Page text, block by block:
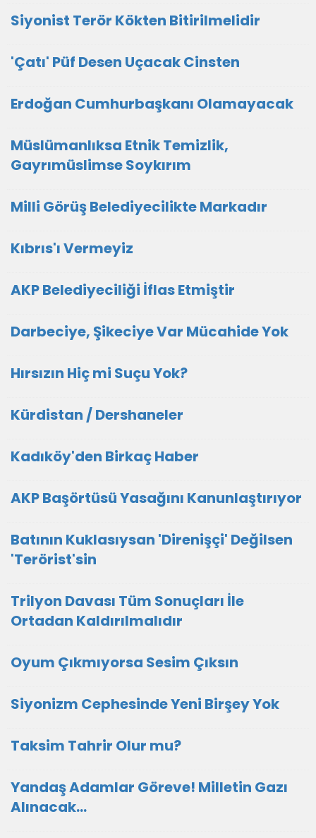
Siyonist Terör Kökten Bitirilmelidir
'Çatı' Püf Desen Uçacak Cinsten
Erdoğan Cumhurbaşkanı Olamayacak
Müslümanlıksa Etnik Temizlik,
Gayrımüslimse Soykırım
Milli Görüş Belediyecilikte Markadır
Kıbrıs'ı Vermeyiz
AKP Belediyeciliği İflas Etmiştir
Darbeciye, Şikeciye Var Mücahide Yok
Hırsızın Hiç mi Suçu Yok?
Kürdistan / Dershaneler
Kadıköy'den Birkaç Haber
AKP Başörtüsü Yasağını Kanunlaştırıyor
Batının Kuklasıysan 'Direnişçi' Değilsen
'Terörist'sin
Trilyon Davası Tüm Sonuçları İle
Ortadan Kaldırılmalıdır
Oyum Çıkmıyorsa Sesim Çıksın
Siyonizm Cephesinde Yeni Birşey Yok
Taksim Tahrir Olur mu?
Yandaş Adamlar Göreve! Milletin Gazı
Alınacak...